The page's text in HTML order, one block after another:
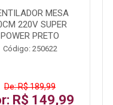
MESA
220V SUPER
POWER PRETO
Código: 250622
De: R$ 189,99
R$ 149,99